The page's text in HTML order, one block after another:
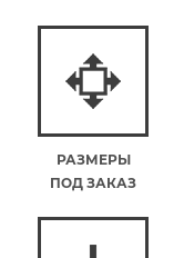
РАЗМЕРЫ
ПОД ЗАКАЗ